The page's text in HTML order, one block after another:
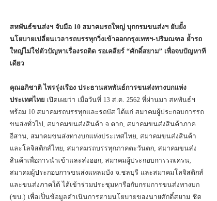
สหพันธ์ขนส่งฯ จับมือ 10 สมาคมรถใหญ่ บุกกรมขนส่งฯ ยับยั้ง
นโยบายเปลี่ยนเวลารถบรรทุกวิ่งเข้าออกกรุงเทพฯ-ปริมณฑล ย้ำรถ
ใหญ่ไม่ใช่ตัวปัญหาเรื่องรถติด รอเคลียร์ “ศักดิ์สยาม” เพื่อจบปัญหาที
เดียว
คุณอภิชาติ ไพรรุ่งเรือง ประธานสหพันธ์การขนส่งทางบกแห่ง
ประเทศไทย เปิดเผยว่า เมื่อวันที่ 13 ส.ค. 2562 ที่ผ่านมา สหพันธ์ฯ
พร้อม 10 สมาคมรถบรรทุกและรถบัส ได้แก่ สมาคมผู้ประกอบการรถ
ขนส่งทั่วไป, สมาคมขนส่งสินค้า จ.ตาก, สมาคมขนส่งสินค้าภาค
อีสาน, สมาคมขนส่งทางบกแห่งประเทศไทย, สมาคมขนส่งสินค้า
และโลจิสติกส์ไทย, สมาคมรถบรรทุกภาคตะวันตก, สมาคมขนส่ง
สินค้าเพื่อการนำเข้าและส่งออก, สมาคมผู้ประกอบการรถเครน,
สมาคมผู้ประกอบการขนส่งแหลมบัง จ.ชลบุรี และสมาคมโลจิสติกส์
และขนส่งภาคใต้ ได้เข้าร่วมประชุมหารือกับกรมการขนส่งทางบก
(ขบ.) เพื่อเป็นข้อมูลดำเนินการตามนโยบายของนายศักดิ์สยาม ชิด